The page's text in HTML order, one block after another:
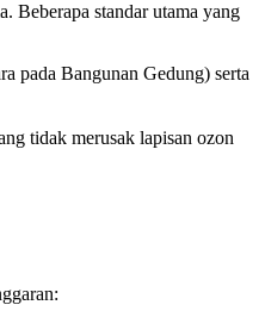
Beberapa standar utama yang
pada Bangunan Gedung) serta
tidak merusak lapisan ozon